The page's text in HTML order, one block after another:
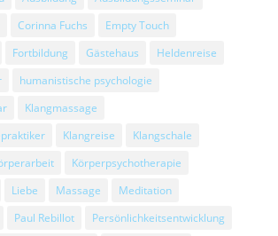
Corinna Fuchs
Empty Touch
Fortbildung Gästehaus
Heldenreise
humanistische psychologie
Klangmassage
Klangreise
Klangschale
Körperpsychotherapie
Liebe Massage
Meditation
Paul Rebillot
Persönlichkeitsentwicklung